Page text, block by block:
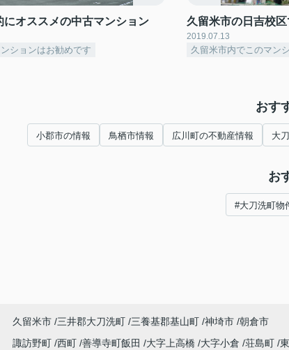
にオススメの中古マンション
ションはお勧めです
久留米市の日吉校
2019.07.13
久留米市内でこのマン
おす
小郡市の情報 鳥栖市情報 広川町の不動産情報 大
お
#大刀洗町物
久留米市 三井郡大刀洗町 三養基郡基山町 神埼市 朝倉市
諏訪野町 西町 善導寺町飯田 大字上高橋 大字小倉 荘島町